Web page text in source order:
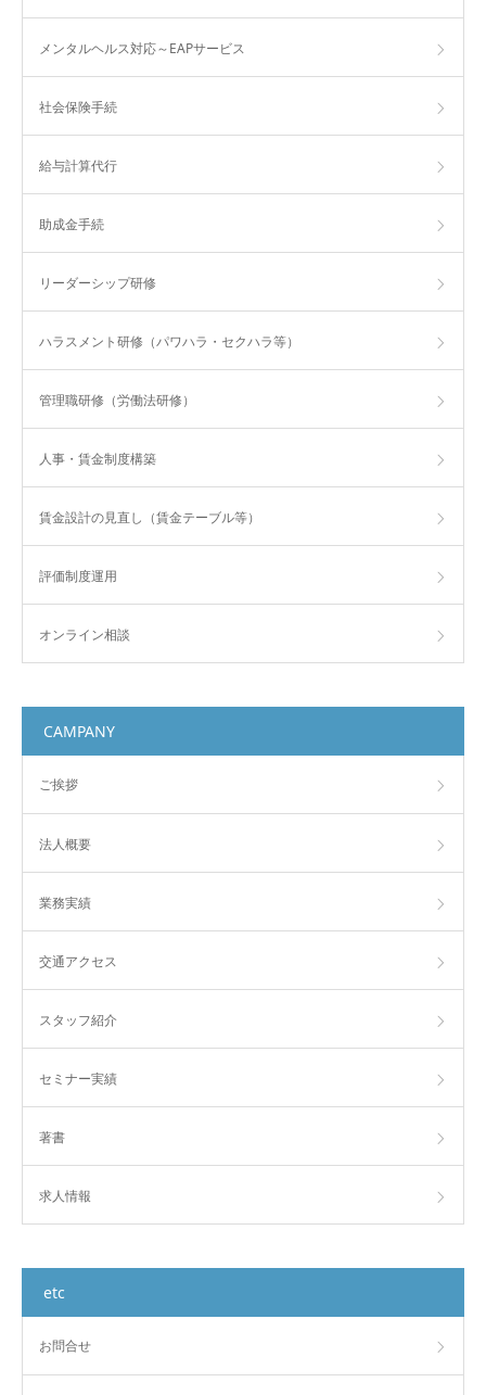
メンタルヘルス対応～EAPサービス
社会保険手続
給与計算代行
助成金手続
リーダーシップ研修
ハラスメント研修（パワハラ・セクハラ等）
管理職研修（労働法研修）
人事・賃金制度構築
賃金設計の見直し（賃金テーブル等）
評価制度運用
オンライン相談
CAMPANY
ご挨拶
法人概要
業務実績
交通アクセス
スタッフ紹介
セミナー実績
著書
求人情報
etc
お問合せ